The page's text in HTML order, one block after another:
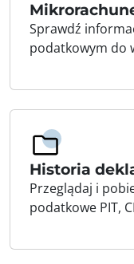
Sprawdź
podatkowym do
Historia
Przeglądaj i
podatkowe PIT,